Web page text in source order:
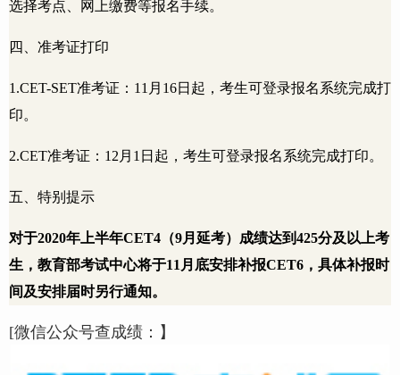
选择考点、网上缴费等报名手续。
四、准考证打印
1.CET-SET准考证： 11 月 16日起，考生可登录报名系统完成打
印。
2.CET准考证： 12 月 1 日起，考生可登录报名系统完成打印。
五、特别提示
对于2020年上半年CET4 （9月延考）成绩达到425分及以上考
生，教育部考试中心将于11 月底安排补报CET6 ，具体补报时
间及安排届时另行通知。
[微信公众号查成绩：】